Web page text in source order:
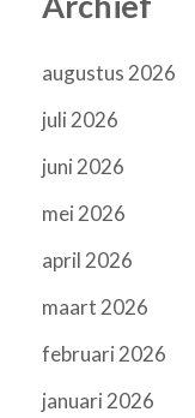
augustus 2026
juli 2026
juni 2026
mei 2026
april 2026
maart 2026
februari 2026
januari 2026